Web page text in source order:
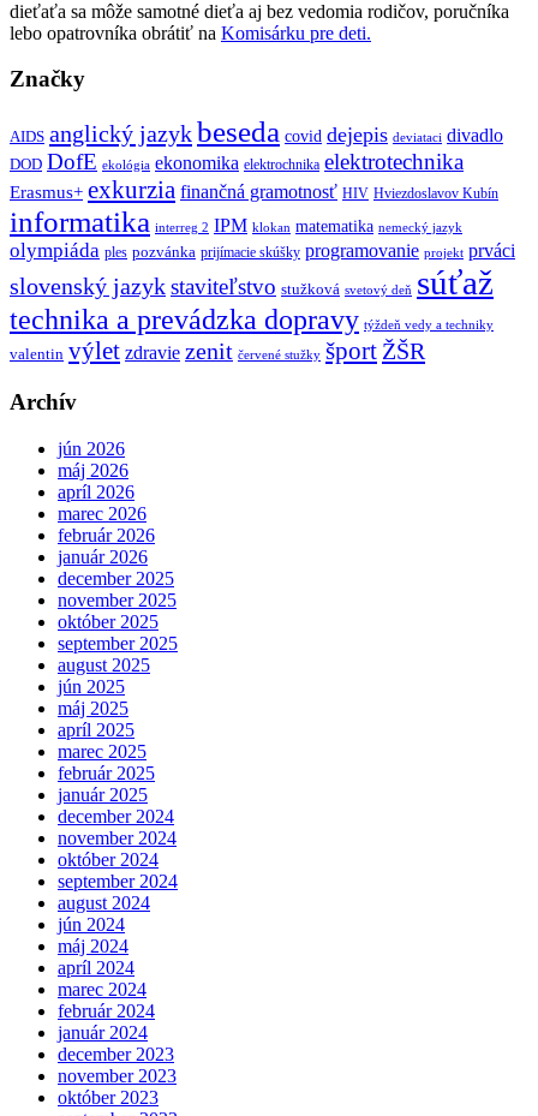
dieťaťa sa môže samotné dieťa aj bez vedomia rodičov, poručníka
lebo opatrovníka obrátiť na Komisárku pre deti.
Značky
AIDS anglický jazykbeseda covid dejepis deviataci divadlo
DOD DofE ekológia ekonomika elektrochnika elektrotechnika
Erasmus+ exkurzia finančná gramotnosť HIV Hviezdoslavov Kubín
informatika interreg 2 IPM klokan matematika nemecký jazyk
olympiáda ples pozvánka prijímacie skúšky programovanie projekt prváci
slovenský jazykstaviteľstvo stužková svetový deň súťaž
technika a prevádzka dopravy týždeň vedy a techniky
valentin výlet zdravie zenit červené stužky šport ŽŠR
Archív
jún 2026
máj 2026
apríl 2026
marec 2026
február 2026
január 2026
december 2025
november 2025
október 2025
september 2025
august 2025
jún 2025
máj 2025
apríl 2025
marec 2025
február 2025
január 2025
december 2024
november 2024
október 2024
september 2024
august 2024
jún 2024
máj 2024
apríl 2024
marec 2024
február 2024
január 2024
december 2023
november 2023
október 2023